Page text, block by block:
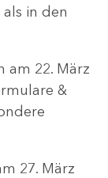
in den
am 22. März
&
27. März